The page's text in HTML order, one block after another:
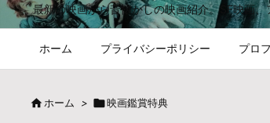
最新の映画から昔懐かしの映画紹介。SF映画
ホーム プライバシーポリシー プロ
 ホーム > 映画鑑賞特典